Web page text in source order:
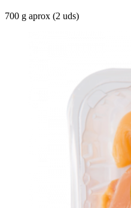
700 g aprox (2 uds)